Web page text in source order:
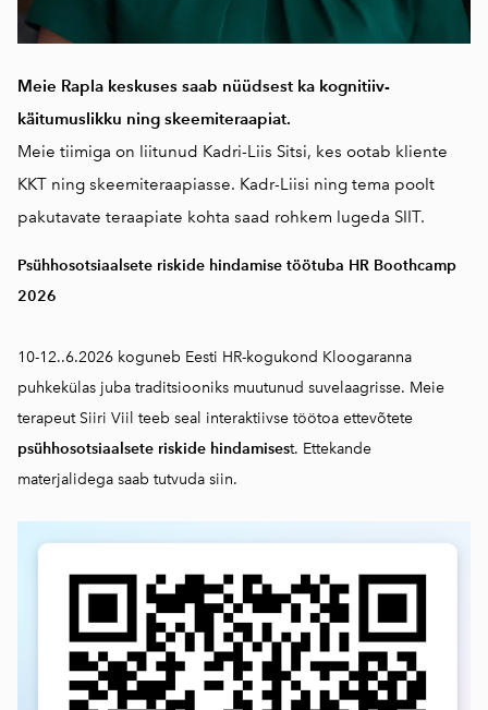
Meie Rapla keskuses saab nüüdsest ka kognitiiv-
käitumuslikku ning skeemiteraapiat.
Meie tiimiga on liitunud Kadri-Liis Sitsi, kes ootab kliente
KKT ning skeemiteraapiasse. Kadr-Liisi ning tema poolt
pakutavate teraapiate kohta saad rohkem lugeda SIIT.
Psühhosotsiaalsete riskide hindamise töötuba HR Boothcamp
2026
10-12..6.2026 koguneb Eesti HR-kogukond Kloogaranna
puhkekülas juba traditsiooniks muutunud suvelaagrisse. Meie
terapeut Siiri Viil teeb seal interaktiivse töötoa ettevõtete
psühhosotsiaalsete riskide hindamisest. Ettekande
materjalidega saab tutvuda siin.